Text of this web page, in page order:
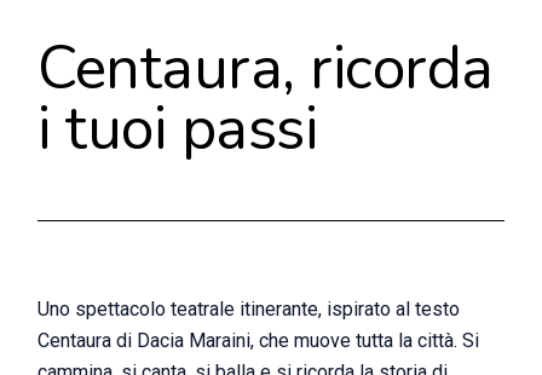
Centaura, ricorda
i tuoi passi
Uno spettacolo teatrale itinerante, ispirato al testo
Centaura di Dacia Maraini, che muove tutta la città. Si